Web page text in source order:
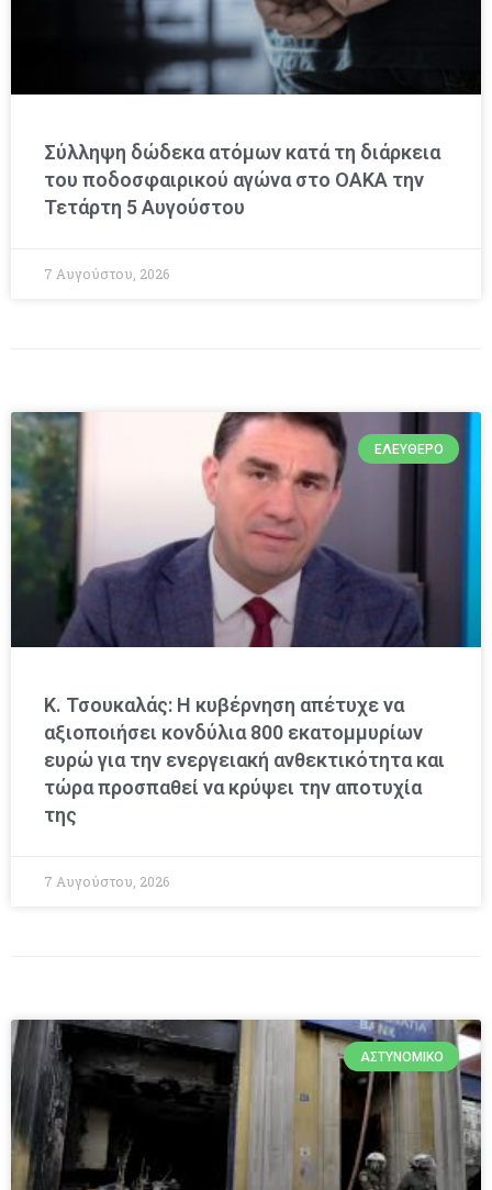
Σύλληψη δώδεκα ατόμων κατά τη διάρκεια
του ποδοσφαιρικού αγώνα στο ΟΑΚΑ την
Τετάρτη 5 Αυγούστου
7 Αυγούστου, 2026
ΕΛΕΎΘΕΡΟ
Κ. Τσουκαλάς: Η κυβέρνηση απέτυχε να
αξιοποιήσει κονδύλια 800 εκατομμυρίων
ευρώ για την ενεργειακή ανθεκτικότητα και
τώρα προσπαθεί να κρύψει την αποτυχία
της
7 Αυγούστου, 2026
ΑΣΤΥΝΟΜΙΚΌ